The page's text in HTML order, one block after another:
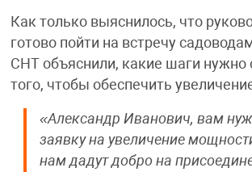
Как только выяснилось, что
готово пойти на встречу
СНТ объяснили, какие шаги нужно
того, чтобы обеспечить
«Александр Иванович, вам
заявку на увеличение
нам дадут добро на